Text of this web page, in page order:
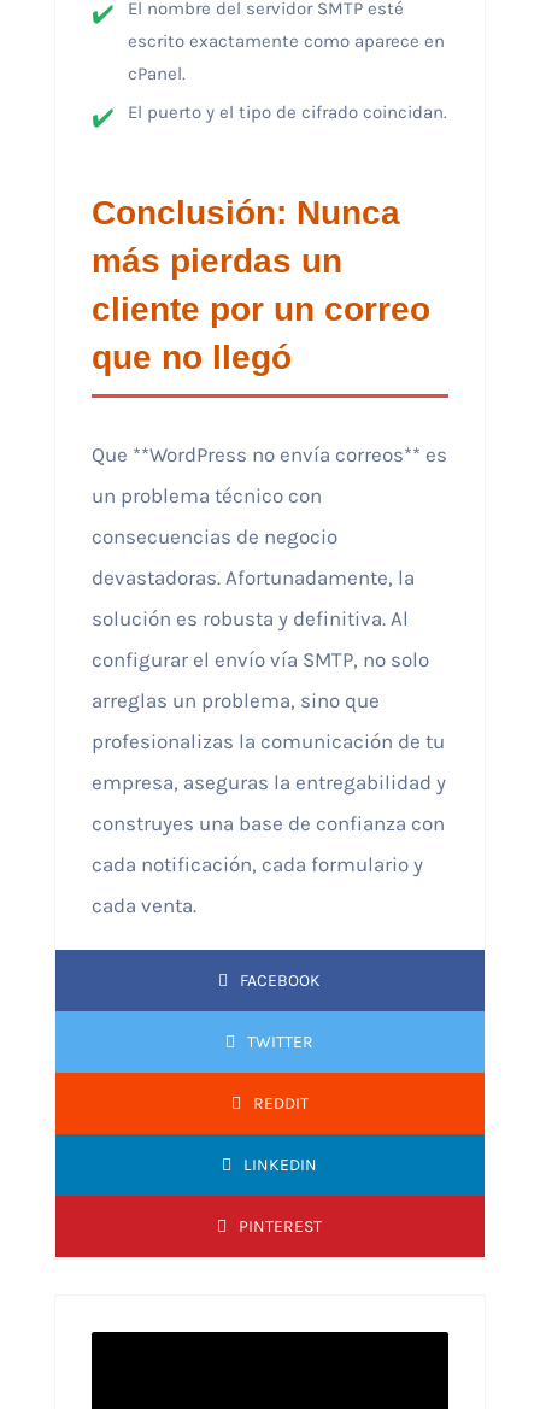
El nombre del servidor SMTP esté
escrito exactamente como aparece en
cPanel.
El puerto y el tipo de cifrado coincidan.
Conclusión: Nunca
más pierdas un
cliente por un correo
que no llegó
Que **WordPress no envía correos** es
un problema técnico con
consecuencias de negocio
devastadoras. Afortunadamente, la
solución es robusta y definitiva. Al
configurar el envío vía SMTP, no solo
arreglas un problema, sino que
profesionalizas la comunicación de tu
empresa, aseguras la entregabilidad y
construyes una base de confianza con
cada notificación, cada formulario y
cada venta.
FACEBOOK
TWITTER
REDDIT
LINKEDIN
PINTEREST